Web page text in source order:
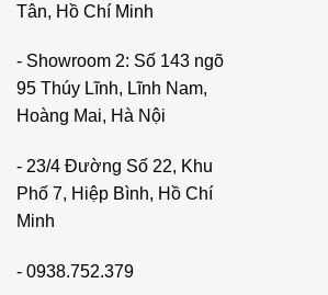
Tân, Hồ Chí Minh
- Showroom 2: Số 143 ngõ
95 Thúy Lĩnh, Lĩnh Nam,
Hoàng Mai, Hà Nội
- 23/4 Đường Số 22, Khu
Phố 7, Hiệp Bình, Hồ Chí
Minh
- 0938.752.379